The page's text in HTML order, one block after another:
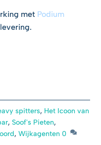
met Podium
spitters, Het Icoon van
,Soof's Pieten,
,Wijkagenten 0